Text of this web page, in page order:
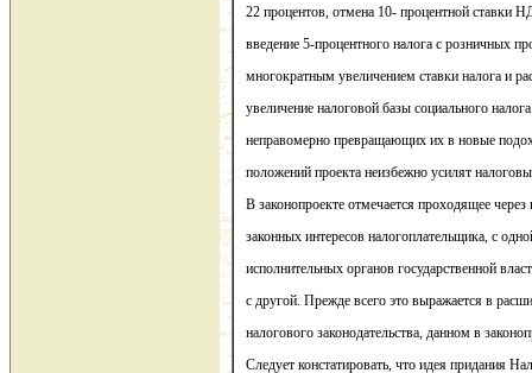
22 процентов, отмена 10- процентной ставки
введение 5-процентного налога с розничных
многократным увеличением ставки налога и
увеличение налоговой базы социального
неправомерно превращающих их в новые
положений проекта неизбежно усилят
В законопроекте отмечается проходящее через
законных интересов налогоплательщика, с
исполнительных органов государственной
с другой. Прежде всего это выражается в
налогового законодательства, данном в
Следует констатировать, что идея придания